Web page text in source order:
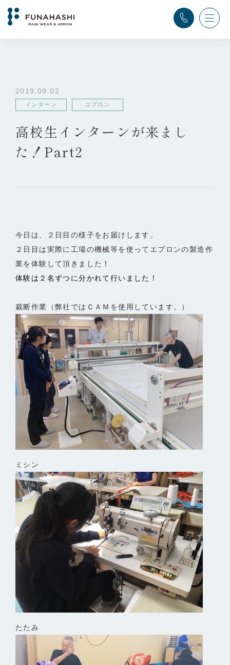
TOP
高校生インターンが来ました！Part2
2019.09.02
インターン エプロン
高校生インターンが来まし
た！Part2
今日は、２日目の様子をお届けします。
２日目は実際に工場の機械等を使ってエプロンの製造作
業を体験して頂きました ！
体験は２名ずつに分かれて行いました！
裁断作業（弊社ではＣＡＭを使用しています。）
ミシン
たたみ